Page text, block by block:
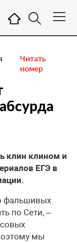
Читать
номер
клин клином и
ЕГЭ в
фальшивых
по Сети, –
мы